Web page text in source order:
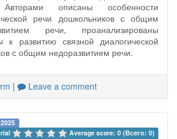
описаны особенности
речи дошкольников с общим
речи, проанализированы
к развитию связной диалогической
с общим недоразвитием речи.
| Leave a comment
Average score: 0 (Всего: 0)